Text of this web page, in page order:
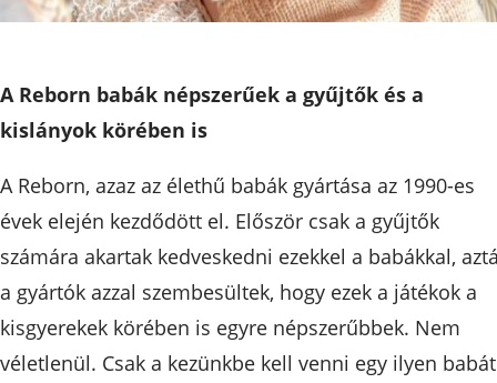
A Reborn babák népszerűek a gyűjtők és a
kislányok körében is
A Reborn, azaz az élethű babák gyártása az 1990-es
évek elején kezdődött el. Először csak a gyűjtők
számára akartak kedveskedni ezekkel a babákkal,
a gyártók azzal szembesültek, hogy ezek a játékok a
kisgyerekek körében is egyre népszerűbbek. Nem
véletlenül. Csak a kezünkbe kell venni egy ilyen babát